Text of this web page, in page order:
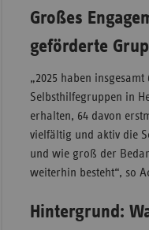
Großes
geförderte
„2025 haben insgesamt
Selbsthilfegruppen in
erhalten, 64 davon
vielfältig und aktiv die
und wie groß der
weiterhin besteht“, so
Hintergrund: